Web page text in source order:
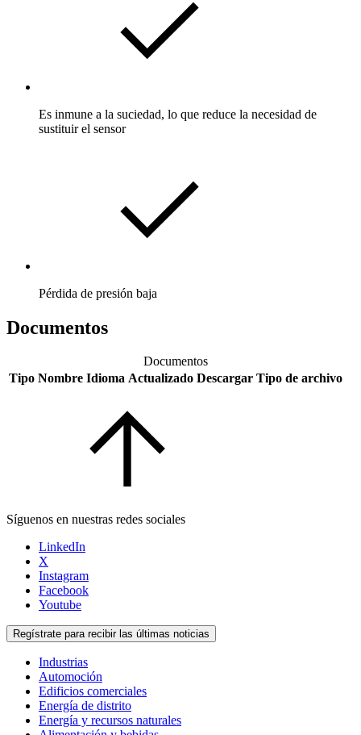
Es inmune a la suciedad, lo que reduce la necesidad de
sustituir el sensor
Pérdida de presión baja
Documentos
Documentos
Tipo Nombre Idioma Actualizado Descargar Tipo de archivo
Síguenos en nuestras redes sociales
LinkedIn
X
Instagram
Facebook
Youtube
Regístrate para recibir las últimas noticias
Industrias
Automoción
Edificios comerciales
Energía de distrito
Energía y recursos naturales